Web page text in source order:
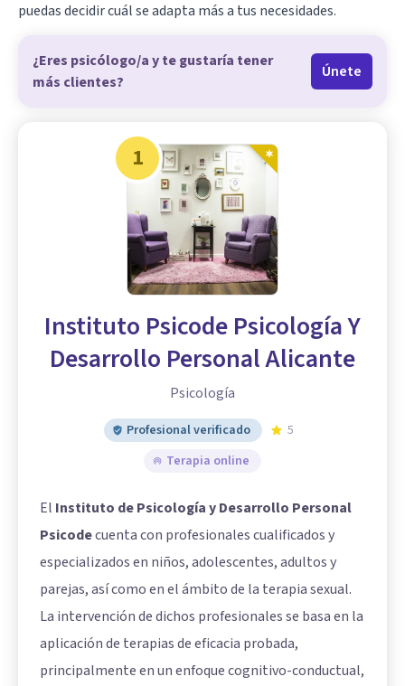
puedas decidir cuál se adapta más a tus necesidades.
¿Eres psicólogo/a y te gustaría tener
más clientes?
Únete
1
Instituto Psicode Psicología Y
Desarrollo Personal Alicante
Psicología
Profesional verificado
5
Terapia online
El Instituto de Psicología y Desarrollo Personal
Psicodecuenta con profesionales cualificados y
especializados en niños, adolescentes, adultos y
parejas, así como en el ámbito de la terapia sexual.
La intervención de dichos profesionales se basa en la
aplicación de terapias de eficacia probada,
principalmente en un enfoque cognitivo-conductual,